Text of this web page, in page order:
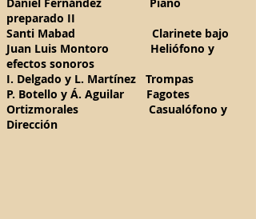
preparado II
Santi Mabad Clarinete bajo
Juan Luis Montoro Heliófono y
efectos sonoros
I. Delgado y L. Martínez Trompas
P. Botello y Á. Aguilar Fagotes
Ortizmorales Casualófono y
Dirección